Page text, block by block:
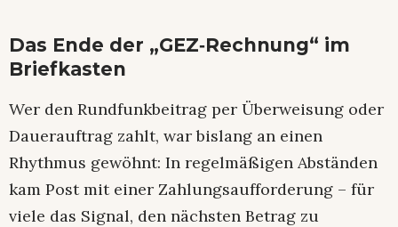
Das Ende der „GEZ‑Rechnung“ im
Briefkasten
Wer den Rundfunkbeitrag per Überweisung oder
Dauerauftrag zahlt, war bislang an einen
Rhythmus gewöhnt: In regelmäßigen Abständen
kam Post mit einer Zahlungsaufforderung – für
viele das Signal, den nächsten Betrag zu